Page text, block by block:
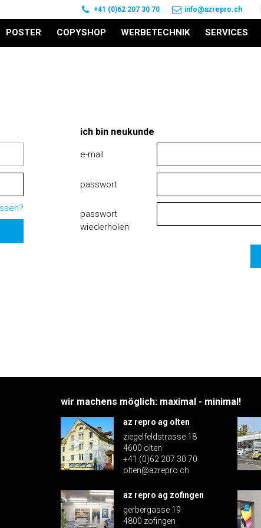
+41 (0)62 207 30 70 info@azrepro.ch
POSTER COPYSHOP WERBETECHNIK SERVICES
ich bin neukunde
e-mail
passwort
passwort
wiederholen
wir machens möglich: maximal - minimal!
az repro ag olten
ziegelfeldstrasse 18
4600 olten
+41 (0)62 207 30 70
olten@azrepro.ch
az repro ag zofingen
gerbergasse 19
4800 zofingen